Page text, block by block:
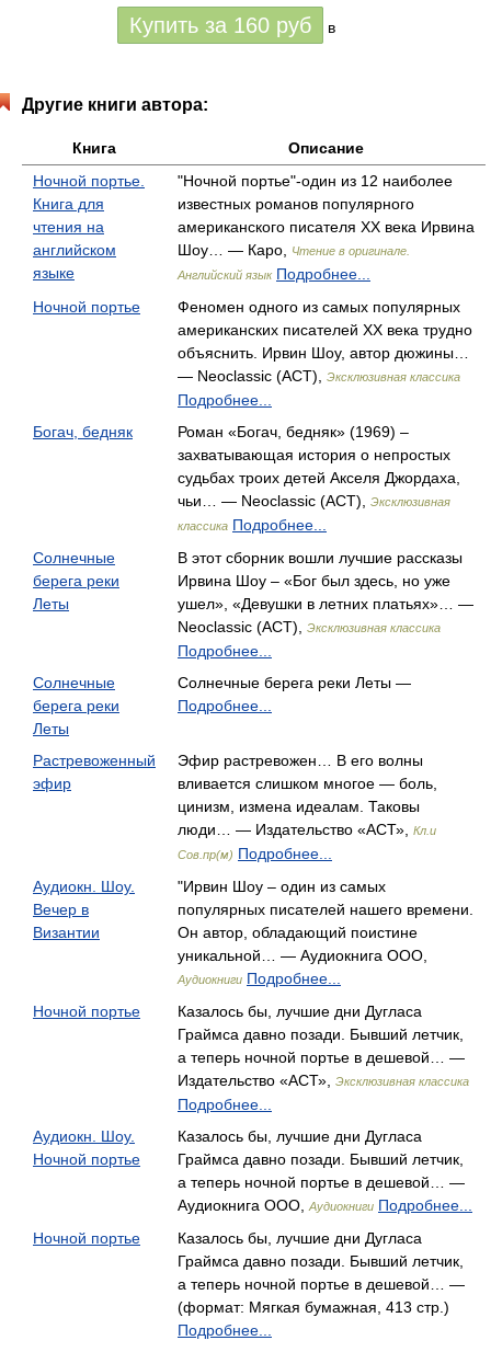
Купить за 160 руб в
Другие книги автора:
Книга
Описание
Ночной портье.
Книга для
чтения на
английском
языке
"Ночной портье"-один из 12 наиболее
известных романов популярного
американского писателя XX века Ирвина
Шоу… — Каро,
Чтение в оригинале.
Английский язык Подробнее...
Ночной портье
Феномен одного из самых популярных
американских писателей ХХ века трудно
объяснить. Ирвин Шоу, автор дюжины…
— Neoclassic (АСТ),
Эксклюзивная классика
Подробнее...
Богач, бедняк
Роман «Богач, бедняк» (1969) –
захватывающая история о непростых
судьбах троих детей Акселя Джордаха,
чьи… — Neoclassic (АСТ),
Эксклюзивная
классика Подробнее...
Солнечные
берега реки
Леты
В этот сборник вошли лучшие рассказы
Ирвина Шоу – «Бог был здесь, но уже
ушел», «Девушки в летних платьях»… —
Neoclassic (АСТ),
Эксклюзивная классика
Подробнее...
Солнечные
берега реки
Леты
Солнечные берега реки Леты —
Подробнее...
Растревоженный
эфир
Эфир растревожен… В его волны
вливается слишком многое — боль,
цинизм, измена идеалам. Таковы
люди… — Издательство «АСТ»,
Кл.и
Сов.пр(м) Подробнее...
Аудиокн. Шоу.
Вечер в
Византии
"Ирвин Шоу – один из самых
популярных писателей нашего времени.
Он автор, обладающий поистине
уникальной… — Аудиокнига ООО,
Аудиокниги Подробнее...
Ночной портье
Казалось бы, лучшие дни Дугласа
Граймса давно позади. Бывший летчик,
а теперь ночной портье в дешевой… —
Издательство «АСТ»,
Эксклюзивная классика
Подробнее...
Аудиокн. Шоу.
Ночной портье
Казалось бы, лучшие дни Дугласа
Граймса давно позади. Бывший летчик,
а теперь ночной портье в дешевой… —
Аудиокнига ООО,
Аудиокниги Подробнее...
Ночной портье
Казалось бы, лучшие дни Дугласа
Граймса давно позади. Бывший летчик,
а теперь ночной портье в дешевой… —
(формат: Мягкая бумажная, 413 стр.)
Подробнее...